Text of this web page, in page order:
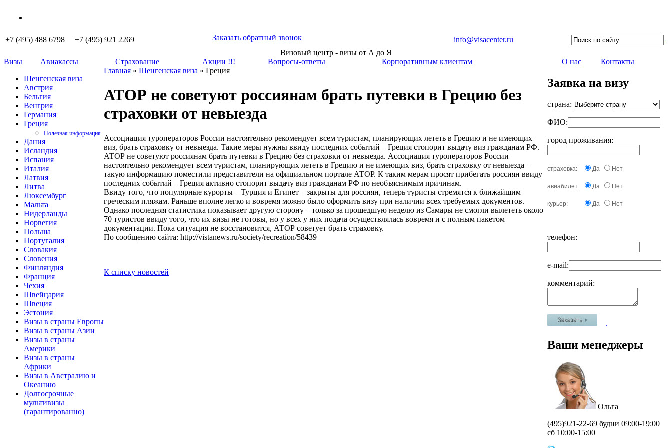
+7 (495) 488 6798 +7 (495) 921 2269 Заказать обратный звонок
info@visacenter.ru
Визовый центр - визы от А до Я
Визы
Авиакассы Страхование Акции !!! Вопросы-ответы Корпоративным клиентам О нас
Контакты
Шенгенская виза
Австрия
Бельгия
Венгрия
Германия
Греция
Полезная информация
Дания
Исландия
Испания
Италия
Латвия
Литва
Люксембург
Мальта
Нидерланды
Норвегия
Польша
Португалия
Словакия
Словения
Финляндия
Франция
Чехия
Швейцария
Швеция
Эстония
Визы в страны Европы
Визы в страны Азии
Визы в страны
Америки
Визы в страны
Африки
Визы в Австралию и
Океанию
Долгосрочные
мультивизы
(гарантированно)
Главная » Шенгенская виза » Греция
АТОР не советуют россиянам брать путевки в Грецию без
страховки от невыезда
Ассоциация туроператоров России настоятельно рекомендует всем туристам, планирующих лететь в Грецию и не имеющих
виз, брать страховку от невыезда. Такие меры нужны ввиду последних событий – Греция стопорит выдачу виз гражданам РФ.
АТОР не советуют россиянам брать путевки в Грецию без страховки от невыезда. Ассоциация туроператоров России
настоятельно рекомендует всем туристам, планирующих лететь в Грецию и не имеющих виз, брать страховку от невыезда –
такую информацию поместили представители на официальном портале АТОР. К таким мерам просят прибегать россиян ввиду
последних событий – Греция активно стопорит выдачу виз гражданам РФ по необъяснимым причинам.
Ввиду того, что популярные курорты – Турция и Египет – закрыты для россиян, теперь туристы стремятся к ближайшим
греческим пляжам. Раньше вполне легко и вовремя можно было оформить визу при наличии всех требуемых документов.
Однако последняя статистика показывает другую сторону – только за прошедшую неделю из Самары не смогли вылететь около
70 туристов ввиду того, что их визы не готовы, но у всех у них подача осуществлялась вовремя и с полным пакетом
документации. Пока ситуация не восстановится, АТОР советует брать страховку.
По сообщению сайта: http://vistanews.ru/society/recreation/58439
К списку новостей
Заявка на визу
страна:
ФИО:
город проживания:
страховка: Да Нет
авиабилет: Да Нет
курьер: Да Нет
телефон:
e-mail:
комментарий:
.
Ваши менеджеры
Ольга
(495)921-22-69 будни 09:00-19:00
сб 10:00-15:00